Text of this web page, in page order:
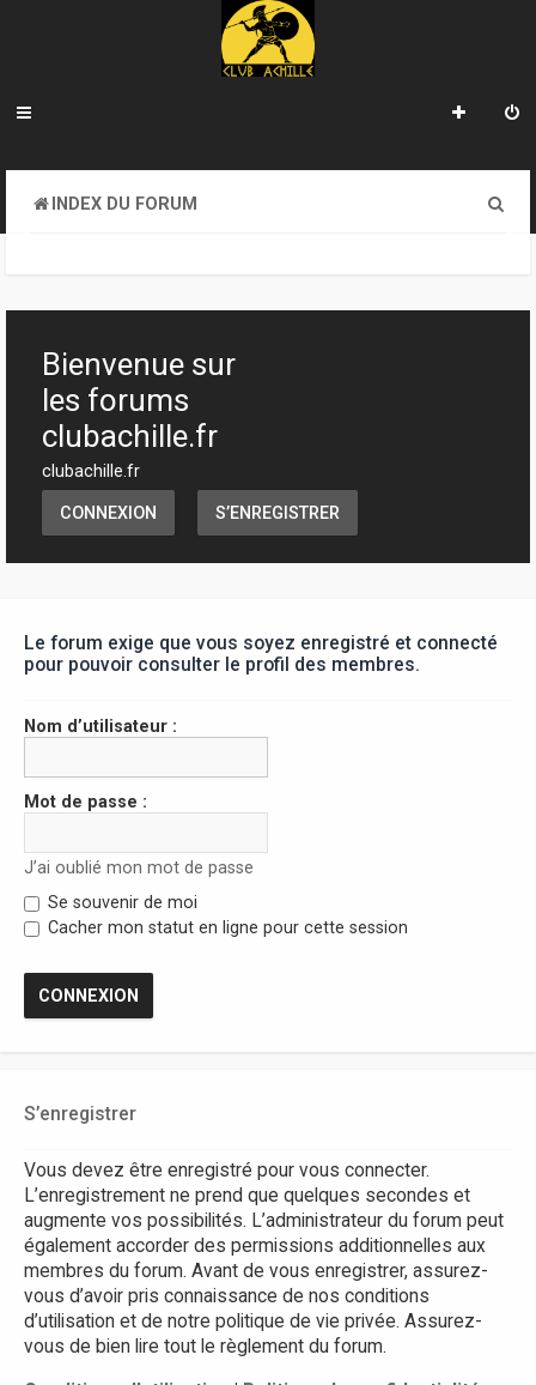
INDEX DU FORUM
h
Bienvenue sur
les forums
clubachille.fr
clubachille.fr
CONNEXION S’ENREGISTRER
Le forum exige que vous soyez enregistré et connecté
pour pouvoir consulter le profil des membres.
Nom d’utilisateur :
Mot de passe :
J’ai oublié mon mot de passe
Se souvenir de moi
Cacher mon statut en ligne pour cette session
S’enregistrer
Vous devez être enregistré pour vous connecter.
L’enregistrement ne prend que quelques secondes et
augmente vos possibilités. L’administrateur du forum peut
également accorder des permissions additionnelles aux
membres du forum. Avant de vous enregistrer, assurez-
vous d’avoir pris connaissance de nos conditions
d’utilisation et de notre politique de vie privée. Assurez-
vous de bien lire tout le règlement du forum.